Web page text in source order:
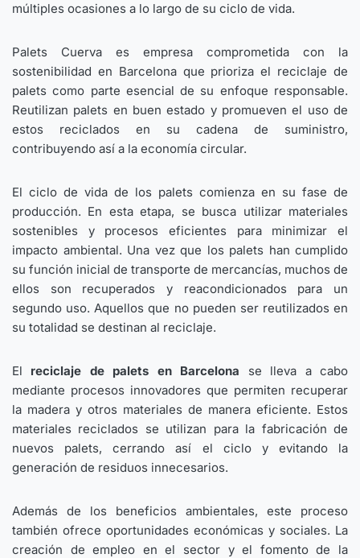
múltiples ocasiones a lo largo de su ciclo de vida.
Palets Cuerva es empresa comprometida con la
sostenibilidad en Barcelona que prioriza el reciclaje de
palets como parte esencial de su enfoque responsable.
Reutilizan palets en buen estado y promueven el uso de
estos reciclados en su cadena de suministro,
contribuyendo así a la economía circular.
El ciclo de vida de los palets comienza en su fase de
producción. En esta etapa, se busca utilizar materiales
sostenibles y procesos eficientes para minimizar el
impacto ambiental. Una vez que los palets han cumplido
su función inicial de transporte de mercancías, muchos de
ellos son recuperados y reacondicionados para un
segundo uso. Aquellos que no pueden ser reutilizados en
su totalidad se destinan al reciclaje.
El reciclaje de palets en Barcelona se lleva a cabo
mediante procesos innovadores que permiten recuperar
la madera y otros materiales de manera eficiente. Estos
materiales reciclados se utilizan para la fabricación de
nuevos palets, cerrando así el ciclo y evitando la
generación de residuos innecesarios.
Además de los beneficios ambientales, este proceso
también ofrece oportunidades económicas y sociales. La
creación de empleo en el sector y el fomento de la